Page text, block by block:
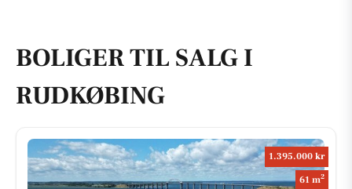
BOLIGER TIL SALG I
RUDKØBING
1.395.000 kr
61 m2